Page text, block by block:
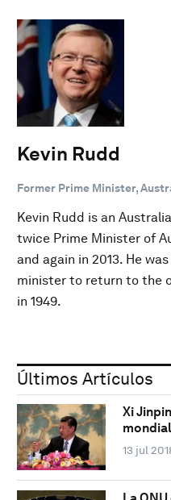
Kevin Rudd
Former Prime Minister,
Kevin Rudd is an
twice Prime Minister of
and again in 2013. He
minister to return to the
in 1949.
Últimos Artículos
Xi
13 jul